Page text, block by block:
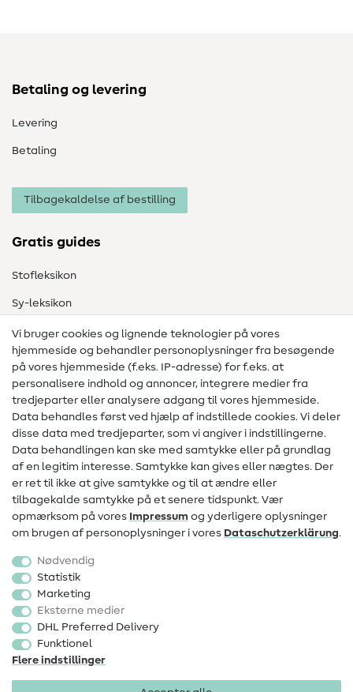
Betaling og levering
Levering
Betaling
Tilbagekaldelse af bestilling
Gratis guides
Stofleksikon
Sy-leksikon
Syvejledninger
Hjælp & kontakt
Kontakt
Information om ændring af operatør
FAQ
Fortrydelsesret
Populært
Sytilbehør
Udsalg
Vi bruger cookies og lignende teknologier på vores
hjemmeside og behandler personoplysninger fra besøgende
på vores hjemmeside (f.eks. IP-adresse) for f.eks. at
personalisere indhold og annoncer, integrere medier fra
tredjeparter eller analysere adgang til vores hjemmeside.
Data behandles først ved hjælp af indstillede cookies. Vi deler
disse data med tredjeparter, som vi angiver i indstillingerne.
Data behandlingen kan ske med samtykke eller på grundlag
af en legitim interesse. Samtykke kan gives eller nægtes. Der
er ret til ikke at give samtykke og til at ændre eller
tilbagekalde samtykke på et senere tidspunkt. Vær
opmærksom på vores Impressum og yderligere oplysninger
om brugen af personoplysninger i vores Data­schutz­erklärung.
Nødvendig
Statistik
Marketing
Eksterne medier
DHL Preferred Delivery
Funktionel
Flere indstillinger